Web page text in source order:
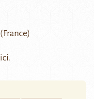
(France)
ici.